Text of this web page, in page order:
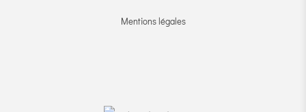
Mentions légales